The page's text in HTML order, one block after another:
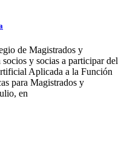
de Magistrados y
y socias a participar del
Aplicada a la Función
para Magistrados y
en